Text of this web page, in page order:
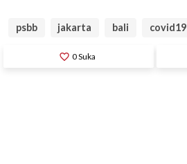
psbb jakarta bali covid19
favorite_border 0Suka